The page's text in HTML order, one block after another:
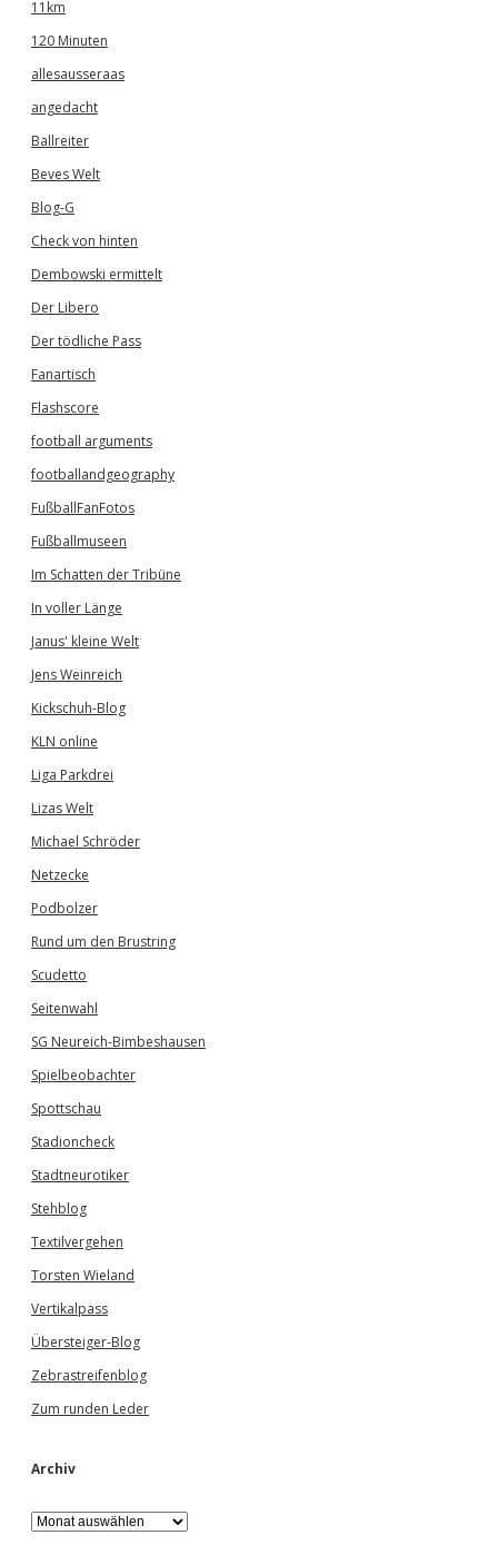
11km
120 Minuten
allesausseraas
angedacht
Ballreiter
Beves Welt
Blog-G
Check von hinten
Dembowski ermittelt
Der Libero
Der tödliche Pass
Fanartisch
Flashscore
football arguments
footballandgeography
FußballFanFotos
Fußballmuseen
Im Schatten der Tribüne
In voller Länge
Janus' kleine Welt
Jens Weinreich
Kickschuh-Blog
KLN online
Liga Parkdrei
Lizas Welt
Michael Schröder
Netzecke
Podbolzer
Rund um den Brustring
Scudetto
Seitenwahl
SG Neureich-Bimbeshausen
Spielbeobachter
Spottschau
Stadioncheck
Stadtneurotiker
Stehblog
Textilvergehen
Torsten Wieland
Vertikalpass
Übersteiger-Blog
Zebrastreifenblog
Zum runden Leder
Archiv
A
r